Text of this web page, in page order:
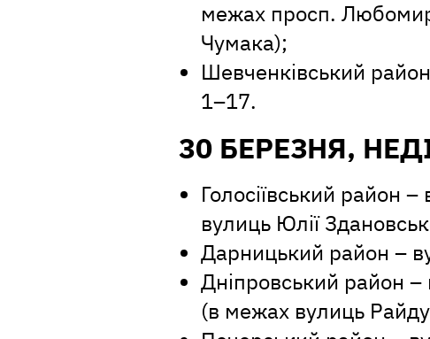
межах просп.
Чумака);
Шевченківський
1–17.
30 БЕРЕЗНЯ,
Голосіївський район
вулиць Юлії
Дарницький район –
Дніпровський район
(в межах вулиць